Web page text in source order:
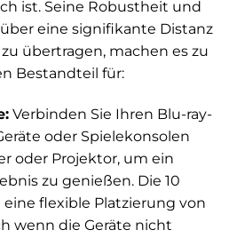
ist. Seine Robustheit und
eine signifikante Distanz
übertragen, machen es zu
Bestandteil für:
Verbinden Sie Ihren Blu-ray-
oder Spielekonsolen
oder Projektor, um ein
zu genießen. Die 10
flexible Platzierung von
wenn die Geräte nicht